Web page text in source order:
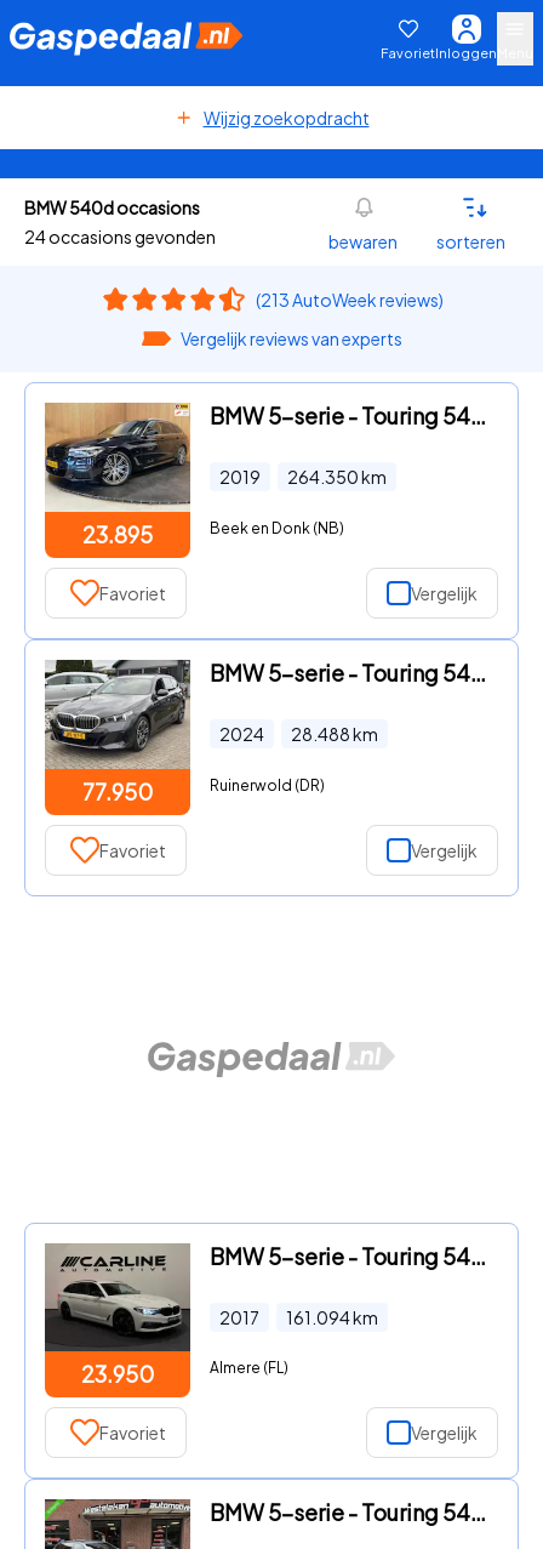
FavorietInloggen
Wijzig zoekopdracht
BMW 540d occasions
24 occasions gevonden
bewaren sorteren
(213 AutoWeek reviews)
Vergelijk reviews van experts
23.895
BMW 5-serie - Touring 540d xDrive High Executive|320PK|EURO 6|FULL OPTION|
2019 264.350km
Beek en Donk (NB)
Favoriet Vergelijk
77.950
BMW 5-serie - Touring 540D X-Drive 2024 M-Sportpakket Btw Pano B&W
2024 28.488km
Ruinerwold (DR)
Favoriet Vergelijk
23.950
BMW 5-serie - Touring 540d xDrive Executive AUTOMAAT CAMERA KEYLESS LEDER
2017 161.094km
Almere (FL)
Favoriet Vergelijk
BMW 5-serie - Touring 540d xDrive High Executive